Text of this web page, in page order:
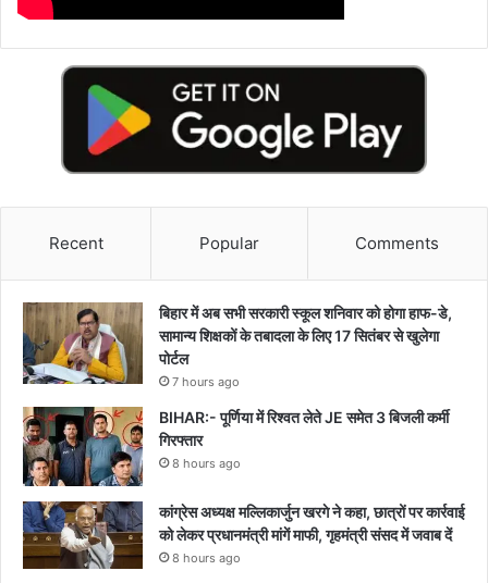
Recent Popular Comments
बिहार में अब सभी सरकारी स्कूल शनिवार को होगा हाफ-डे,
सामान्य शिक्षकों के तबादला के लिए 17 सितंबर से खुलेगा
पोर्टल
7 hours ago
BIHAR:- पूर्णिया में रिश्वत लेते JE समेत 3 बिजली कर्मी
गिरफ्तार
8 hours ago
कांग्रेस अध्यक्ष मल्लिकार्जुन खरगे ने कहा, छात्रों पर कार्रवाई
को लेकर प्रधानमंत्री मांगें माफी, गृहमंत्री संसद में जवाब दें
8 hours ago